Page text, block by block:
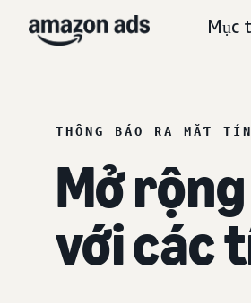
Mục
THÔNG BÁO RA MẮT
Mở
với các